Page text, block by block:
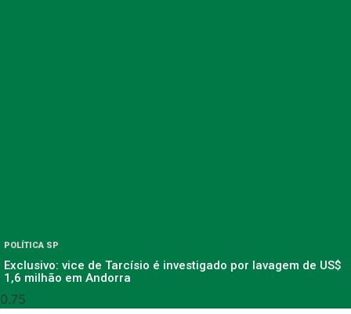
POLÍTICA SP
Exclusivo: vice de Tarcísio é investigado por lavagem de US$
1,6 milhão em Andorra